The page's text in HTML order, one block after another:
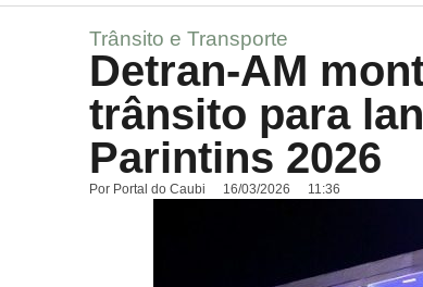
Trânsito e Transporte
Detran-AM
trânsito para
Parintins 2026
Por Portal do Caubi 16/03/2026 11:36